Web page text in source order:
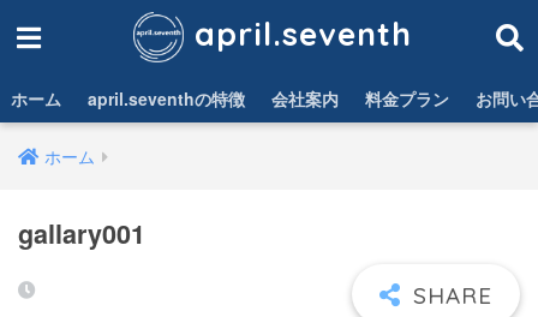
april.seventh
ホーム april.seventhの特徴 会社案内 料金プラン お問い
ホーム
gallary001